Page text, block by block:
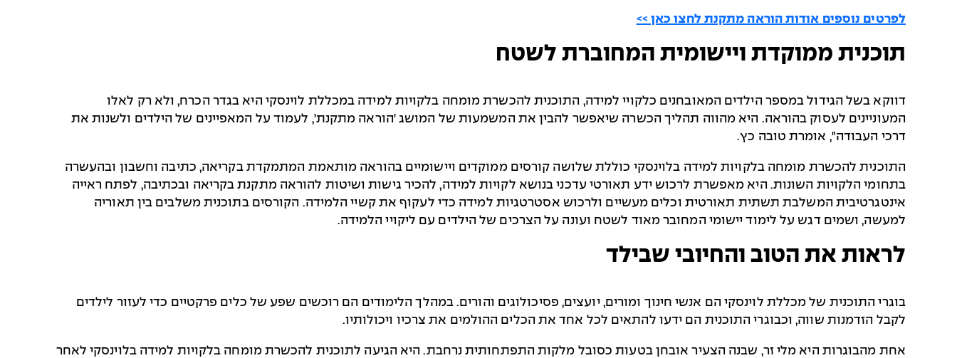
לפרטים נוספים אודות הוראה מתקנת לחצו כאן >>
תוכנית ממוקדת ויישומית המחוברת לשטח
דווקא בשל הגידול במספר הילדים המאובחנים כלקויי למידה, התוכנית להכשרת מומחה בלקויות למידה במכללת לוינסקי היא בגדר הכרח, ולא רק לאלו
המעוניינים לעסוק בהוראה. היא מהווה תהליך הכשרה שיאפשר להבין את המשמעות של המושג 'הוראה מתקנת', לעמוד על המאפיינים של הילדים ולשנות את
דרכי העבודה", אומרת טובה כץ.
התוכנית להכשרת מומחה בלקויות למידה בלוינסקי כוללת שלושה קורסים ממוקדים ויישומיים בהוראה מותאמת המתמקדת בקריאה, כתיבה וחשבון ובהעשרה
בתחומי הלקויות השונות. היא מאפשרת לרכוש ידע תאורטי עדכני בנושא לקויות למידה, להכיר גישות ושיטות להוראה מתקנת בקריאה ובכתיבה, לפתח ראייה
אינטגרטיבית המשלבת תשתית תאורטית וכלים מעשיים ולרכוש אסטרטגיות למידה כדי לעקוף את קשיי הלמידה. הקורסים בתוכנית משלבים בין תאוריה
למעשה, ושמים דגש על לימוד יישומי המחובר מאוד לשטח ועונה על הצרכים של הילדים עם ליקויי הלמידה.
לראות את הטוב והחיובי שבילד
בוגרי התוכנית של מכללת לוינסקי הם אנשי חינוך ומורים, יועצים, פסיכולוגים והורים. במהלך הלימודים הם רוכשים שפע של כלים פרקטיים כדי לעזור לילדים
לקבל הזדמנות שווה, וכבוגרי התוכנית הם ידעו להתאים לכל אחד את הכלים ההולמים את צרכיו ויכולותיו.
אחת מהבוגרות היא מלי זר, שבנה הצעיר אובחן בטעות כסובל מלקות התפתחותית נרחבת. היא הגיעה לתוכנית להכשרת מומחה בלקויות למידה בלוינסקי לאחר